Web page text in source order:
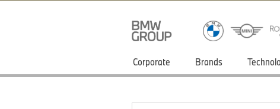
Corporate Brands